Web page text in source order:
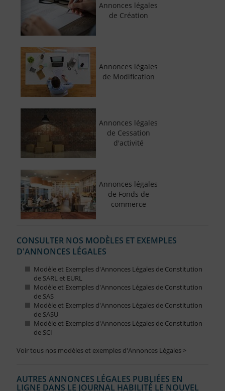
Annonces légales
de Création
Annonces légales
de Modification
Annonces légales
de Cessation
d'activité
Annonces légales
de Fonds de
commerce
CONSULTER NOS MODÈLES ET EXEMPLES
D'ANNONCES LÉGALES
Modèle et Exemples d'Annonces Légales de Constitution
de SARL et EURL
Modèle et Exemples d'Annonces Légales de Constitution
de SAS
Modèle et Exemples d'Annonces Légales de Constitution
de SASU
Modèle et Exemples d'Annonces Légales de Constitution
de SCI
Voir tous nos modèles et exemples d'Annonces Légales >
AUTRES ANNONCES LÉGALES PUBLIÉES EN
LIGNE DANS LE JOURNAL HABILITÉ LE NOUVEL